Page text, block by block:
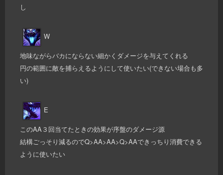
し
W
地味ながらバカにならない細かくダメージを与えてくれる
円の範囲に敵を捕らえるようにして使いたい(できない場合も多
い)
E
このAA３回当てたときの効果が序盤のダメージ源
結構ごっそり減るのでQ>AA>AA>Q>AAできっちり消費できる
ように使いたい